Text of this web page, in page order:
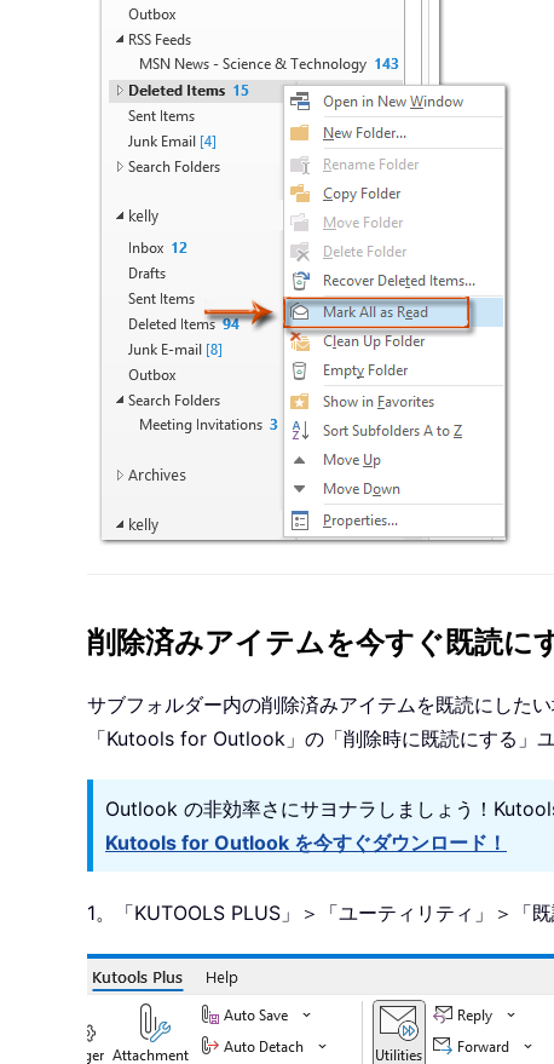
削除済みアイテムを今すぐ既読に
サブフォルダー内の削除済みアイテムを既読にした
「Kutools for Outlook」の「削除時に既読にする」
Outlook の非効率さにサヨナラしましょう！
Kutools for Outlook を今すぐダウンロード！
1。「KUTOOLS PLUS」＞「ユーティリティ」＞「